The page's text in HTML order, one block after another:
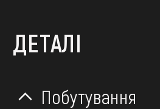
ДЕТАЛІ
Побутування